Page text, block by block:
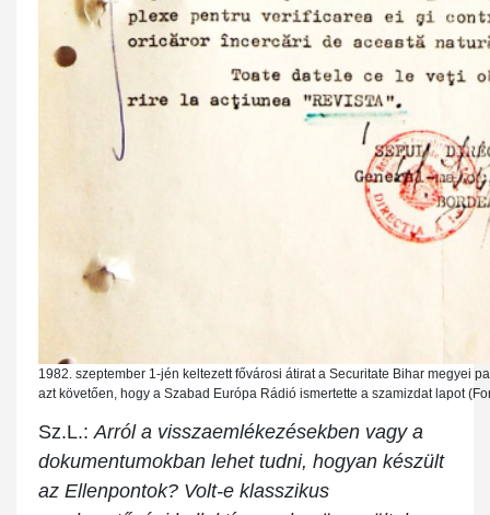
1982. szeptember 1-jén keltezett fővárosi átirat a Securitate Bihar megyei
azt követően, hogy a Szabad Európa Rádió ismertette a szamizdat lapot
Sz.L.: Arról a visszaemlékezésekben vagy a
dokumentumokban lehet tudni, hogyan készült
az Ellenpontok? Volt-e klasszikus